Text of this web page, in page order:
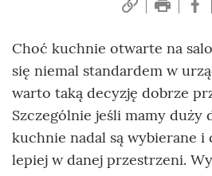
Choć kuchnie otwarte na
się niemal standardem w
warto taką decyzję dobrze
Szczególnie jeśli mamy duży
kuchnie nadal są wybierane i
lepiej w danej przestrzeni.